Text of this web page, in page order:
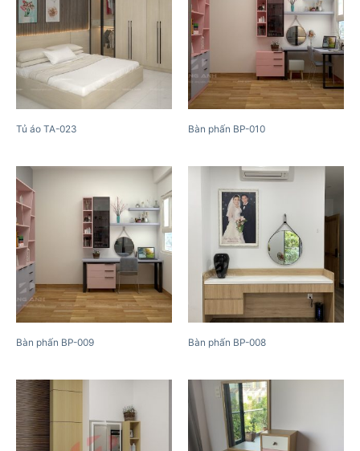
Tủ áo TA-023 Bàn phấn BP-010
Bàn phấn BP-009 Bàn phấn BP-008